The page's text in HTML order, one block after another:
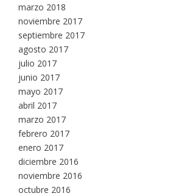
marzo 2018
noviembre 2017
septiembre 2017
agosto 2017
julio 2017
junio 2017
mayo 2017
abril 2017
marzo 2017
febrero 2017
enero 2017
diciembre 2016
noviembre 2016
octubre 2016